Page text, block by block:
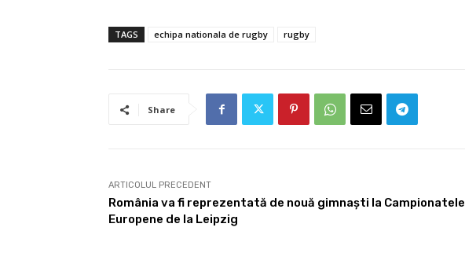
TAGS echipa nationala de rugby rugby
Share
ARTICOLUL PRECEDENT
România va fi reprezentată de nouă gimnaști la Campionatele
Europene de la Leipzig